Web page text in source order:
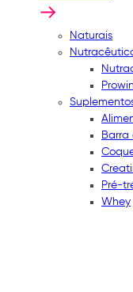
Naturais
Prowin
Barra
Pré-
Whey